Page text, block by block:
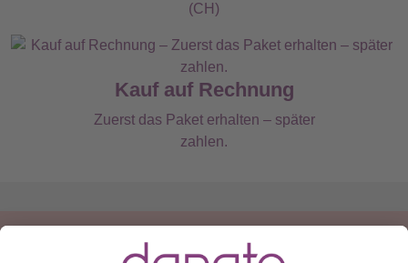
(CH)
Kauf auf Rechnung
Zuerst das Paket erhalten – später
zahlen.
Du hast eine Frage?